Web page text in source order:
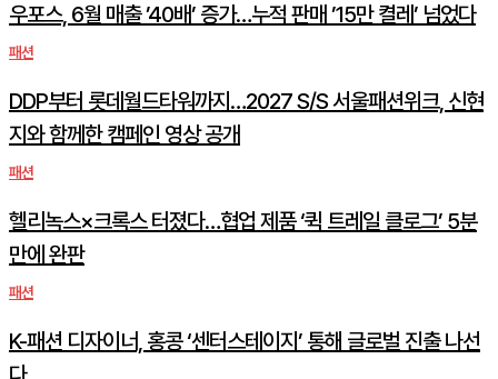
우포스, 6월 매출 ’40배’ 증가…누적 판매 ’15만 켤레’ 넘었다
패션
DDP부터 롯데월드타워까지…2027 S/S 서울패션위크, 신현
지와 함께한 캠페인 영상 공개
패션
헬리녹스×크록스 터졌다…협업 제품 ‘퀵 트레일 클로그’ 5분
만에 완판
패션
K-패션 디자이너, 홍콩 ‘센터스테이지’ 통해 글로벌 진출 나선